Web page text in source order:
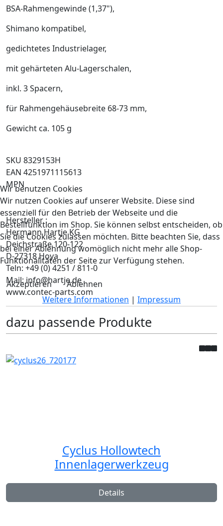
BSA-Rahmengewinde (1,37"),
Shimano kompatibel,
gedichtetes Industrielager,
mit gehärteten Alu-Lagerschalen,
inkl. 3 Spacern,
für Rahmengehäusebreite 68-73 mm,
Gewicht ca. 105 g
SKU 8329153H
EAN 4251971115613
MPN
Hersteller :
Hermann Hartje KG
Deichstraße 120-122
D-27318 Hoya
Teln: +49 (0) 4251 / 811-0
Mail: info@hartje.de
www.contec-parts.com
dazu passende Produkte
Cyclus Hollowtech
Innenlagerwerkzeug
Details
Wir benutzen Cookies
Wir nutzen Cookies auf unserer Website. Diese sind
essenziell für den Betrieb der Webseite und die
Bestellfunktion im Shop. Sie können selbst entscheiden, ob
Sie die Cookies zulassen möchten. Bitte beachten Sie, dass
bei einer Ablehnung womöglich nicht mehr alle Shop-
Funktionalitäten der Seite zur Verfügung stehen.
Akzeptieren
Ablehnen
Weitere Informationen | Impressum